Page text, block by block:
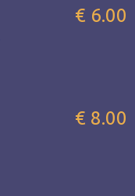
€ 6.00
€ 8.00